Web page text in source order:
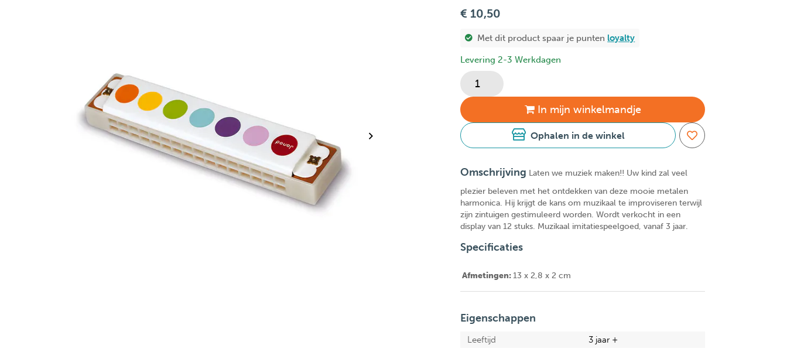
€ 10,50
Met dit product spaar je punten loyalty
Levering 2-3 Werkdagen
In mijn winkelmandje
Ophalen in de winkel
Omschrijving Laten we muziek maken!! Uw kind zal veel
plezier beleven met het ontdekken van deze mooie metalen
harmonica. Hij krijgt de kans om muzikaal te improviseren terwijl
zijn zintuigen gestimuleerd worden. Wordt verkocht in een
display van 12 stuks. Muzikaal imitatiespeelgoed, vanaf 3 jaar.
Specificaties
Afmetingen:13 x 2,8 x 2 cm
Eigenschappen
Leeftijd 3 jaar +